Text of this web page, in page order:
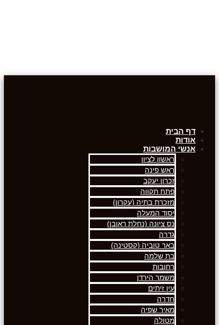
דף הבית
אודות
אנשי המושבות
ראשון לציון
ראש פינה
זכרון יעקב
פתח תקווה
מזכרת בתיה (עקרון)
יסוד המעלה
נס ציונה (נחלת ראובן)
גדרה
באר טוביה (קסטינה)
בת שלמה
רחובות
משמר הירדן
עין זיתים
חדרה
מאיר שפיה
מטולה